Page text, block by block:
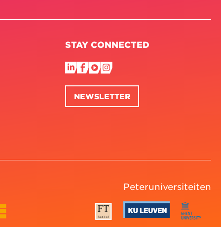
STAY CONNECTED
NEWSLETTER
Peteruniversiteiten